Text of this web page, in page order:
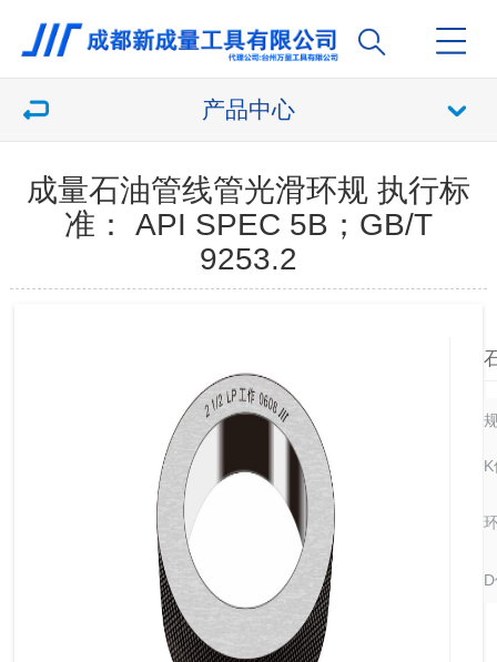
产品中心
成量石油管线管光滑环规 执行标
准： API SPEC 5B；GB/T
9253.2